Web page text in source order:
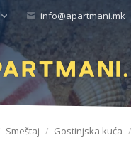
info@apartmani.mk
Smeštaj Gostinjska kuća